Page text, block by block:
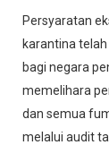
Persyaratan
karantina
bagi negara
memelihara
dan semua
melalui audit